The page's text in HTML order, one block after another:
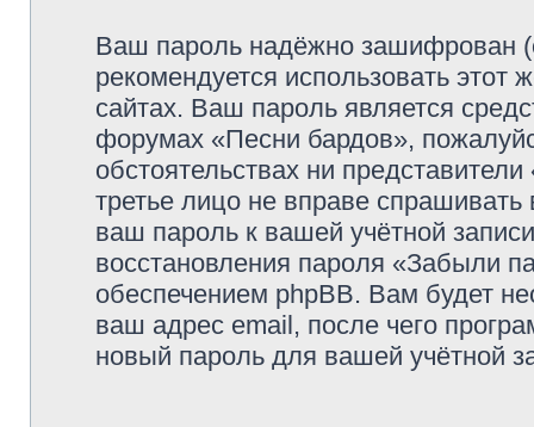
Ваш пароль надёжно зашифрован
рекомендуется использовать этот
сайтах. Ваш пароль является
форумах «Песни бардов»,
обстоятельствах ни
третье лицо не вправе
ваш пароль к вашей учётной
восстановления пароля «Забыли
обеспечением phpBB. Вам будет
ваш адрес email, после чего
новый пароль для вашей учётной